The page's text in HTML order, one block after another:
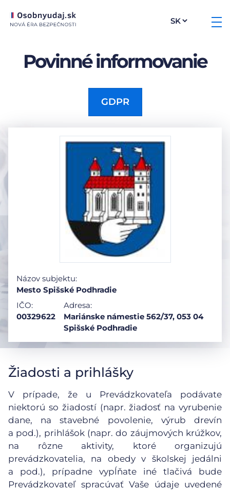
Povinné informovanie
GDPR
Názov subjektu:
Mesto Spišské Podhradie
IČO:
00329622
Adresa:
Mariánske námestie 562/37, 053 04
Spišské Podhradie
Žiadosti a prihlášky
V prípade, že u Prevádzkovateľa podávate
niektorú so žiadostí (napr. žiadosť na vyrubenie
dane, na stavebné povolenie, výrub drevín
a pod.), prihlášok (napr. do záujmových krúžkov,
na rôzne aktivity, ktoré organizujú
prevádzkovatelia, na obedy v školskej jedálni
a pod.), prípadne vypĺňate iné tlačivá bude
Prevádzkovateľ spracúvať Vaše údaje uvedené